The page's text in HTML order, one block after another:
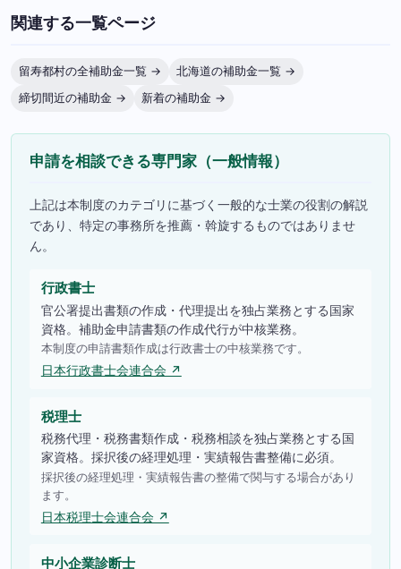
関連する一覧ページ
留寿都村の全補助金一覧 →
北海道の補助金一覧 →
締切間近の補助金 →
新着の補助金 →
申請を相談できる専門家（一般情報）
上記は本制度のカテゴリに基づく一般的な士業の役割の解説
であり、特定の事務所を推薦・斡旋するものではありませ
ん。
行政書士
官公署提出書類の作成・代理提出を独占業務とする国家
資格。補助金申請書類の作成代行が中核業務。
本制度の申請書類作成は行政書士の中核業務です。
日本行政書士会連合会 ↗
税理士
税務代理・税務書類作成・税務相談を独占業務とする国
家資格。採択後の経理処理・実績報告書整備に必須。
採択後の経理処理・実績報告書の整備で関与する場合があり
ます。
日本税理士会連合会 ↗
中小企業診断士